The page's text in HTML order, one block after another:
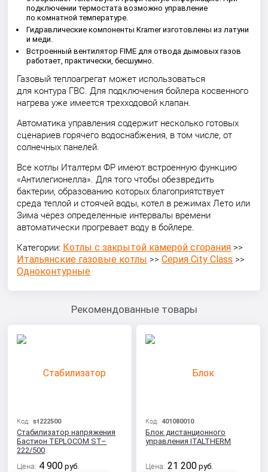
подключении термостата возможно управление
по комнатной температуре.
Гидравлические компоненты Kramer изготовлены из латуни
и меди.
Встроенный вентилятор FIME для отвода дымовых газов
работает, практически, бесшумно.
Газовый теплоагрегат может использоваться
для контура ГВС. Для подключения бойлера косвенного
нагрева уже имеется трехходовой клапан.
Автоматика управления содержит несколько готовых
сценариев горячего водоснабжения, в том числе, от
солнечных панелей.
Все котлы Италтерм ФР имеют встроенную функцию
«Антилегионелла». Для того чтобы обезвредить
бактерии, образованию которых благоприятствует
среда теплой и стоячей воды, котел в режимах Лето или
Зима через определенные интервалы времени
автоматически прогревает воду в бойлере.
Категории: Котлы с закрытой камерой сгорания >>
Итальянские газовые котлы >>Серия City Class >>
Одноконтурные
Рекомендованные товары
Код:st222500
Стабилизатор напряжения
Бастион TEPLOCOM ST–
222/500
Цена: 4 900 руб.
Код:401080010
Блок дистанционного
управления ITALTHERM
Цена: 21 200 руб.